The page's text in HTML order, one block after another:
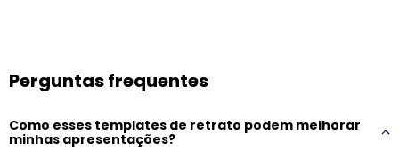
Perguntas frequentes
Como esses templates de retrato podem melhorar
minhas apresentações?